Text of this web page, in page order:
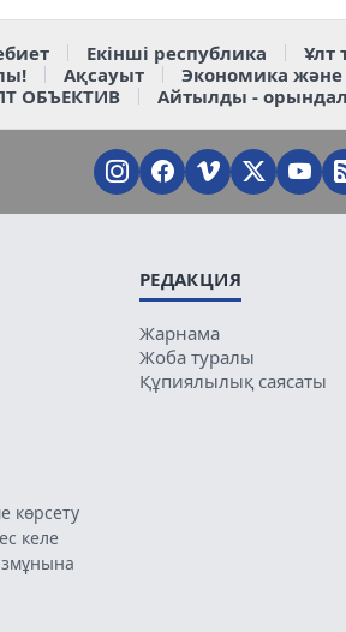
Екінші республика Ұлт
Ақсауыт Экономика және
ОБЪЕКТИВ
Айтылды -
көрсету
келе
РЕДАКЦИЯ
Жарнама
Жоба туралы
Құпиялылық саясаты